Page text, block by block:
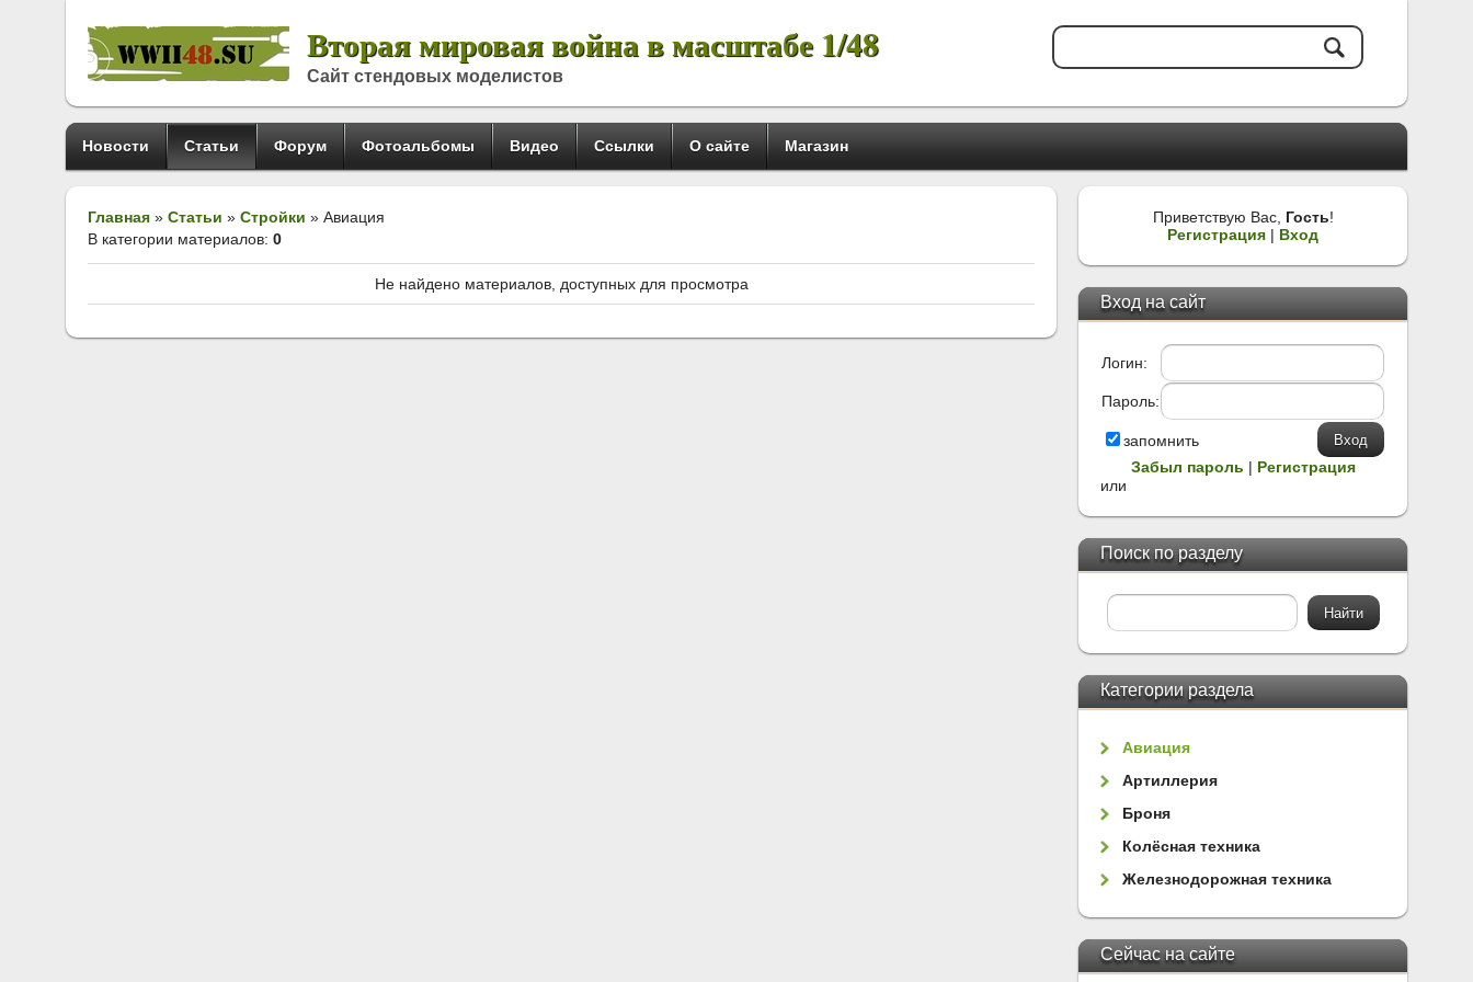
Вторая мировая война в масштабе 1/48
Сайт стендовых моделистов
Новости Статьи Форум Фотоальбомы Видео Ссылки О сайте Магазин
Главная » Статьи » Стройки » Авиация
В категории материалов: 0
Не найдено материалов, доступных для просмотра
Приветствую Вас, Гость!
Регистрация | Вход
Вход на сайт
Логин:
Пароль:
запомнить
Забыл пароль | Регистрация
или
Поиск по разделу
Категории раздела
Авиация
Артиллерия
Броня
Колёсная техника
Железнодорожная техника
Сейчас на сайте